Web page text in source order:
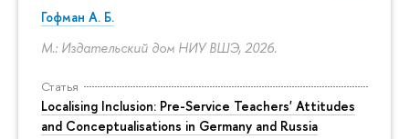
Гофман А. Б.
М.: Издательский дом НИУ ВШЭ, 2026.
Статья
Localising Inclusion: Pre-Service Teachers' Attitudes
and Conceptualisations in Germany and Russia